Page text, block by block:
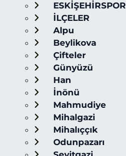
ESKİŞEHİRSPOR
İLÇELER
Alpu
Beylikova
Çifteler
Günyüzü
Han
İnönü
Mahmudiye
Mihalgazi
Mihalıççık
Odunpazarı